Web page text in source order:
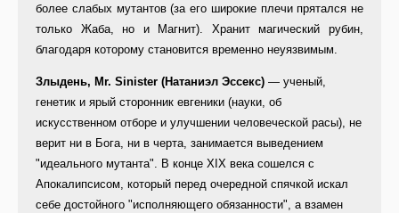
более слабых мутантов (за его широкие плечи прятался не
только Жаба, но и Магнит). Хранит магический рубин,
благодаря которому становится временно неуязвимым.
Злыдень, Mr. Sinister (Натаниэл Эссекс) — ученый,
генетик и ярый сторонник евгеники (науки, об
искусственном отборе и улучшении человеческой расы), не
верит ни в Бога, ни в черта, занимается выведением
"идеального мутанта". В конце XIX века сошелся с
Апокалипсисом, который перед очередной спячкой искал
себе достойного "исполняющего обязанности", а взамен